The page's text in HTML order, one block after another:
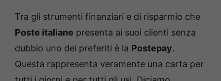
Tra gli strumenti finanziari e di risparmio che
Poste italiane presenta ai suoi clienti senza
dubbio uno dei preferiti è la Postepay.
Questa rappresenta veramente una carta per